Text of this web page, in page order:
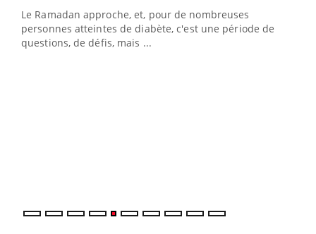
Le Ramadan approche, et, pour de nombreuses
personnes atteintes de diabète, c'est une période de
questions, de défis, mais ...